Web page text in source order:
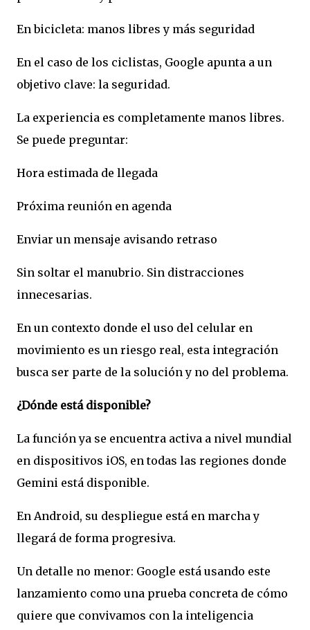
En bicicleta: manos libres y más seguridad
En el caso de los ciclistas, Google apunta a un
objetivo clave: la seguridad.
La experiencia es completamente manos libres.
Se puede preguntar:
Hora estimada de llegada
Próxima reunión en agenda
Enviar un mensaje avisando retraso
Sin soltar el manubrio. Sin distracciones
innecesarias.
En un contexto donde el uso del celular en
movimiento es un riesgo real, esta integración
busca ser parte de la solución y no del problema.
¿Dónde está disponible?
La función ya se encuentra activa a nivel mundial
en dispositivos iOS, en todas las regiones donde
Gemini está disponible.
En Android, su despliegue está en marcha y
llegará de forma progresiva.
Un detalle no menor: Google está usando este
lanzamiento como una prueba concreta de cómo
quiere que convivamos con la inteligencia